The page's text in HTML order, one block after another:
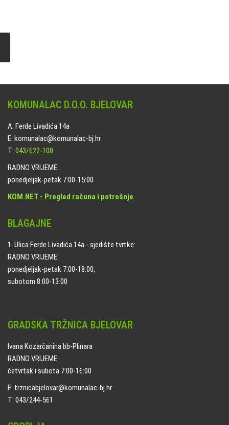
KOMUNALAC D.O.O. BJELOVAR
A: Ferde Livadića 14a
E: komunalac@komunalac-bj.hr
T: 043/622-100
RADNO VRIJEME:
ponedjeljak-petak 7:00-15:00
KOM.NET - Pregled računa i potrošnje
BLAGAJNE
1. Ulica Ferde Livadića 14a - sjedište tvrtke:
RADNO VRIJEME:
ponedjeljak-petak 7:00-18:00,
subotom 8:00-13:00
GRADSKA TRŽNICA BJELOVAR
Ivana Kozarčanina bb-Plinara
RADNO VRIJEME:
četvrtak i subota 7:00-16:00
E: trznicabjelovar@komunalac-bj.hr
T: 043/244-561